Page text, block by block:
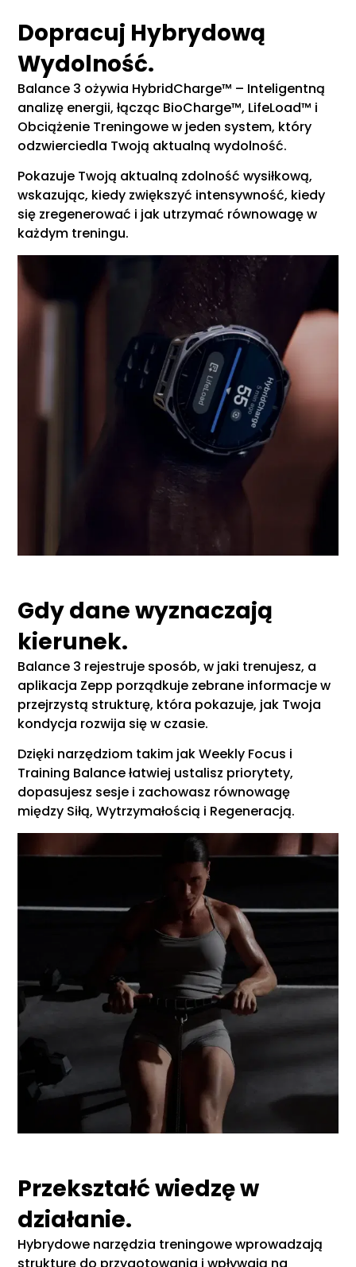
Dopracuj Hybrydową
Wydolność.
Balance 3 ożywia HybridCharge™ – Inteligentną
analizę energii, łącząc BioCharge™, LifeLoad™ i
Obciążenie Treningowe w jeden system, który
odzwierciedla Twoją aktualną wydolność.
Pokazuje Twoją aktualną zdolność wysiłkową,
wskazując, kiedy zwiększyć intensywność, kiedy
się zregenerować i jak utrzymać równowagę w
każdym treningu.
Gdy dane wyznaczają
kierunek.
Balance 3 rejestruje sposób, w jaki trenujesz, a
aplikacja Zepp porządkuje zebrane informacje w
przejrzystą strukturę, która pokazuje, jak Twoja
kondycja rozwija się w czasie.
Dzięki narzędziom takim jak Weekly Focus i
Training Balance łatwiej ustalisz priorytety,
dopasujesz sesje i zachowasz równowagę
między Siłą, Wytrzymałością i Regeneracją.
Przekształć wiedzę w
działanie.
Hybrydowe narzędzia treningowe wprowadzają